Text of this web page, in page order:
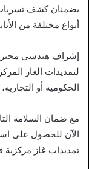
يضمنان كشف تسربات
أنواع مختلفة من
إشراف هندسي
لتمديدات الغاز
الحكومية أو التجارية،
مع ضمان السلامة
الآن للحصول على
تمديدات غاز